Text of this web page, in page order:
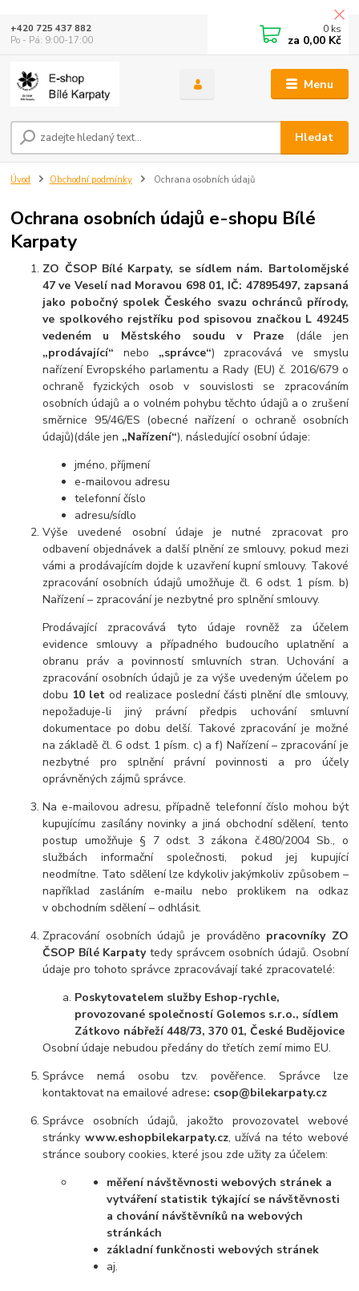
Menu
Hledat
+420 725 437 882
Po - Pá: 9:00-17:00
0 ks
za 0,00 Kč
Úvod Obchodní podmínky Ochrana osobních údajů
Ochrana osobních údajů e-shopu Bílé
Karpaty
ZO ČSOP Bílé Karpaty, se sídlem nám. Bartolomějské
47 ve Veselí nad Moravou 698 01, IČ: 47895497, zapsaná
jako pobočný spolek Českého svazu ochránců přírody,
ve spolkového rejstříku pod spisovou značkou L 49245
vedeném u Městského soudu v Praze (dále jen
„prodávající“ nebo „správce“) zpracovává ve smyslu
nařízení Evropského parlamentu a Rady (EU) č. 2016/679 o
ochraně fyzických osob v souvislosti se zpracováním
osobních údajů a o volném pohybu těchto údajů a o zrušení
směrnice 95/46/ES (obecné nařízení o ochraně osobních
údajů)(dále jen „Nařízení“), následující osobní údaje:
jméno, příjmení
e-mailovou adresu
telefonní číslo
adresu/sídlo
Výše uvedené osobní údaje je nutné zpracovat pro
odbavení objednávek a další plnění ze smlouvy, pokud mezi
vámi a prodávajícím dojde k uzavření kupní smlouvy. Takové
zpracování osobních údajů umožňuje čl. 6 odst. 1 písm. b)
Nařízení – zpracování je nezbytné pro splnění smlouvy.
Prodávající zpracovává tyto údaje rovněž za účelem
evidence smlouvy a případného budoucího uplatnění a
obranu práv a povinností smluvních stran. Uchování a
zpracování osobních údajů je za výše uvedeným účelem po
dobu 10 let od realizace poslední části plnění dle smlouvy,
nepožaduje-li jiný právní předpis uchování smluvní
dokumentace po dobu delší. Takové zpracování je možné
na základě čl. 6 odst. 1 písm. c) a f) Nařízení – zpracování je
nezbytné pro splnění právní povinnosti a pro účely
oprávněných zájmů správce.
Na e-mailovou adresu, případně telefonní číslo mohou být
kupujícímu zasílány novinky a jiná obchodní sdělení, tento
postup umožňuje § 7 odst. 3 zákona č.480/2004 Sb., o
službách informační společnosti, pokud jej kupující
neodmítne. Tato sdělení lze kdykoliv jakýmkoliv způsobem –
například zasláním e-mailu nebo proklikem na odkaz
v obchodním sdělení – odhlásit.
Zpracování osobních údajů je prováděno pracovníky ZO
ČSOP Bílé Karpatytedy správcem osobních údajů. Osobní
údaje pro tohoto správce zpracovávají také zpracovatelé:
Poskytovatelem služby Eshop-rychle,
provozované společností Golemos s.r.o., sídlem
Zátkovo nábřeží 448/73, 370 01, České Budějovice
Osobní údaje nebudou předány do třetích zemí mimo EU.
Správce nemá osobu tzv. pověřence. Správce lze
kontaktovat na emailové adrese: csop@bilekarpaty.cz
Správce osobních údajů, jakožto provozovatel webové
stránky www.eshopbilekarpaty.cz, užívá na této webové
stránce soubory cookies, které jsou zde užity za účelem:
měření návštěvnosti webových stránek a
vytváření statistik týkající se návštěvnosti
a chování návštěvníků na webových
stránkách
základní funkčnosti webových stránek
aj.